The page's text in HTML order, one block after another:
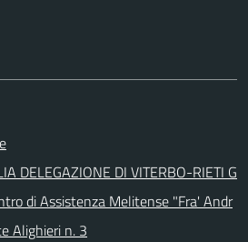
DELEGAZIONE DI VITERBO-RIETI G
di Assistenza Melitense "Fra' Andr
Alighieri n. 3